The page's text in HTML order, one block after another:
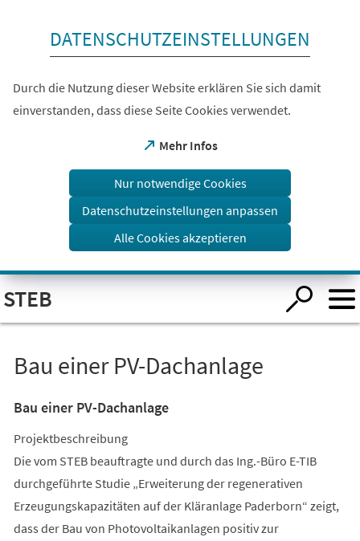
Visuelle
Assistenzsoftware
öffnen.
DATENSCHUTZEINSTELLUNGEN
Durch die Nutzung dieser Website erklären Sie sich damit
einverstanden, dass diese Seite Cookies verwendet.
Mehr Infos
(Öffnet
einem
Tab)
Nur notwendige Cookies
Datenschutzeinstellungen anpassen
Alle Cookies akzeptieren
STEB
Bau einer PV-Dachanlage
Bau einer PV-Dachanlage
Projektbeschreibung
Die vom STEB beauftragte und durch das Ing.-Büro E-TIB
durchgeführte Studie „Erweiterung der regenerativen
Erzeugungskapazitäten auf der Kläranlage Paderborn“ zeigt,
dass der Bau von Photovoltaikanlagen positiv zur